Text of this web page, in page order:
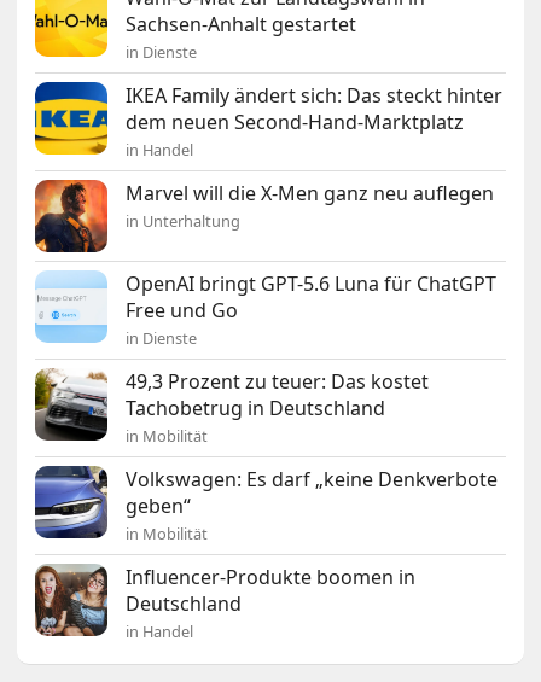
Sachsen-Anhalt gestartet
in Dienste
IKEA Family ändert sich: Das steckt hinter
dem neuen Second-Hand-Marktplatz
in Handel
Marvel will die X-Men ganz neu auflegen
in Unterhaltung
OpenAI bringt GPT-5.6 Luna für ChatGPT
Free und Go
in Dienste
49,3 Prozent zu teuer: Das kostet
Tachobetrug in Deutschland
in Mobilität
Volkswagen: Es darf „keine Denkverbote
geben“
in Mobilität
Influencer-Produkte boomen in
Deutschland
in Handel